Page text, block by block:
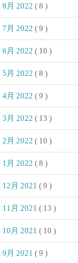
8月 2022 ( 8 )
7月 2022 ( 9 )
6月 2022 ( 10 )
5月 2022 ( 8 )
4月 2022 ( 9 )
3月 2022 ( 13 )
2月 2022 ( 10 )
1月 2022 ( 8 )
12月 2021 ( 9 )
11月 2021 ( 13 )
10月 2021 ( 10 )
9月 2021 ( 9 )